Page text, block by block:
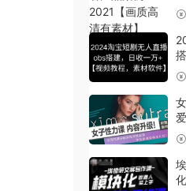
+